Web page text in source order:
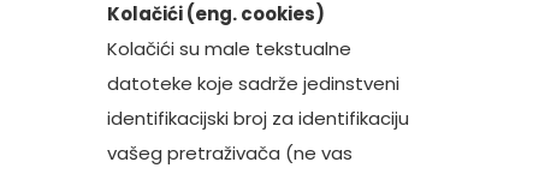
Kolačići (eng. cookies)
Kolačići su male tekstualne
datoteke koje sadrže jedinstveni
identifikacijski broj za identifikaciju
vašeg pretraživača (ne vas